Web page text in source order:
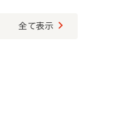
全て表示